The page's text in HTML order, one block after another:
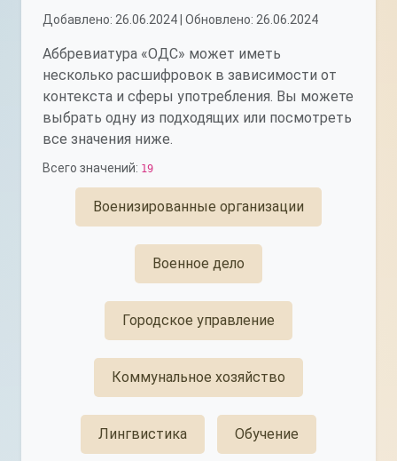
Добавлено: 26.06.2024 | Обновлено: 26.06.2024
Аббревиатура «ОДС» может иметь
несколько расшифровок в зависимости от
контекста и сферы употребления. Вы можете
выбрать одну из подходящих или посмотреть
все значения ниже.
Всего значений: 19
Военизированные организации
Военное дело
Городское управление
Коммунальное хозяйство
Лингвистика Обучение